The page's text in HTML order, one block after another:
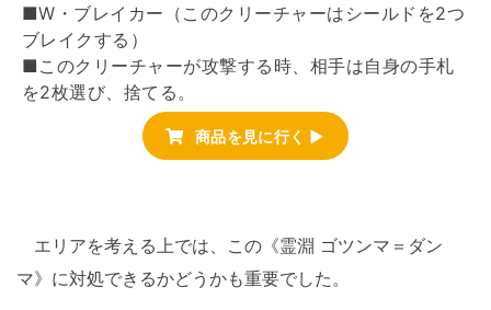
■W・ブレイカー（このクリーチャーはシールドを2つ
ブレイクする）
■このクリーチャーが攻撃する時、相手は自身の手札
を2枚選び、捨てる。
商品を見に行く ▶
エリアを考える上では、この《霊淵 ゴツンマ＝ダン
マ》に対処できるかどうかも重要でした。